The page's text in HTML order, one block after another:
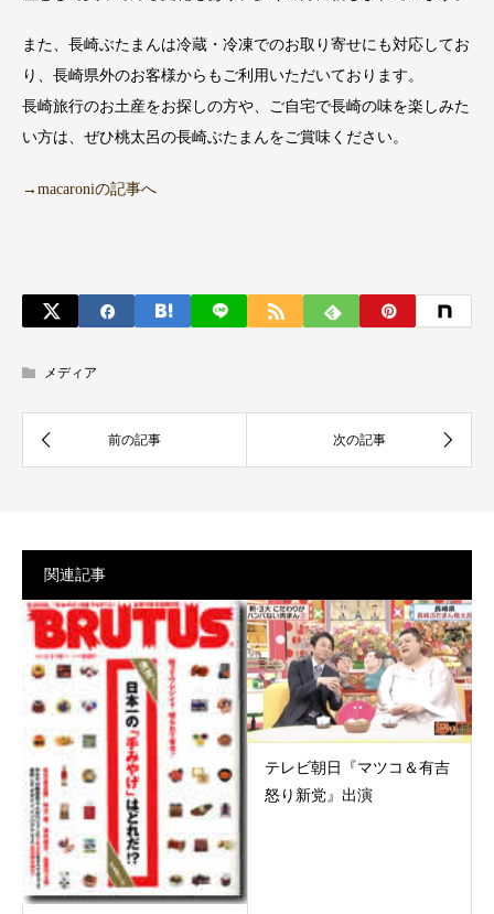
また、長崎ぶたまんは冷蔵・冷凍でのお取り寄せにも対応してお
り、長崎県外のお客様からもご利用いただいております。
長崎旅行のお土産をお探しの方や、ご自宅で長崎の味を楽しみた
い方は、ぜひ桃太呂の長崎ぶたまんをご賞味ください。
→macaroniの記事へ
メディア
関連記事
テレビ朝日『マツコ＆有吉
怒り新党』出演